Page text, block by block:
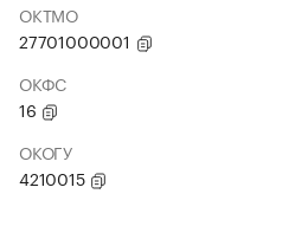
ОКТМО
27701000001
ОКФС
16
ОКОГУ
4210015